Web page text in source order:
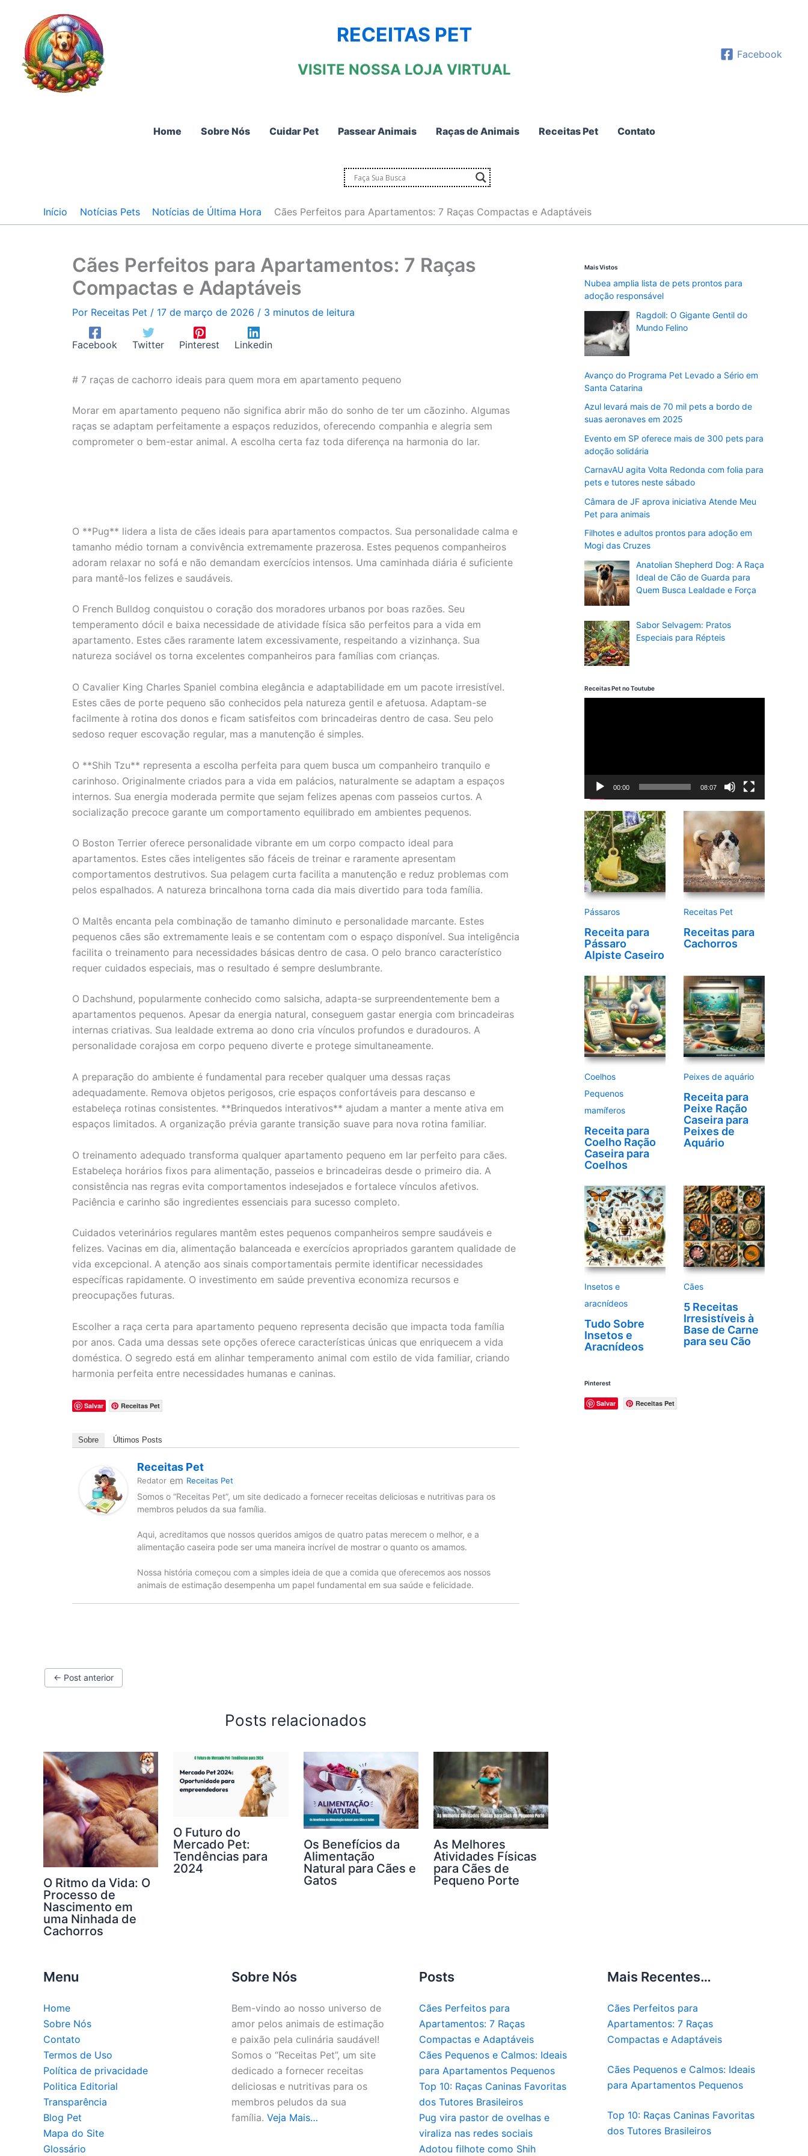
conteúdo
RECEITAS PET
VISITE NOSSA LOJA VIRTUAL
Facebook
Home Sobre Nós Cuidar Pet Passear Animais Raças de Animais Receitas Pet Contato
Início Notícias Pets Notícias de Última Hora Cães Perfeitos para Apartamentos: 7 Raças Compactas e Adaptáveis
Cães Perfeitos para Apartamentos: 7 Raças
Compactas e Adaptáveis
Por Receitas Pet / 17 de março de 2026 / 3 minutos de leitura
Facebook Twitter Pinterest Linkedin
# 7 raças de cachorro ideais para quem mora em apartamento pequeno
Morar em apartamento pequeno não significa abrir mão do sonho de ter um cãozinho. Algumas
raças se adaptam perfeitamente a espaços reduzidos, oferecendo companhia e alegria sem
comprometer o bem-estar animal. A escolha certa faz toda diferença na harmonia do lar.
O **Pug** lidera a lista de cães ideais para apartamentos compactos. Sua personalidade calma e
tamanho médio tornam a convivência extremamente prazerosa. Estes pequenos companheiros
adoram relaxar no sofá e não demandam exercícios intensos. Uma caminhada diária é suficiente
para mantê-los felizes e saudáveis.
O French Bulldog conquistou o coração dos moradores urbanos por boas razões. Seu
temperamento dócil e baixa necessidade de atividade física são perfeitos para a vida em
apartamento. Estes cães raramente latem excessivamente, respeitando a vizinhança. Sua
natureza sociável os torna excelentes companheiros para famílias com crianças.
O Cavalier King Charles Spaniel combina elegância e adaptabilidade em um pacote irresistível.
Estes cães de porte pequeno são conhecidos pela natureza gentil e afetuosa. Adaptam-se
facilmente à rotina dos donos e ficam satisfeitos com brincadeiras dentro de casa. Seu pelo
sedoso requer escovação regular, mas a manutenção é simples.
O **Shih Tzu** representa a escolha perfeita para quem busca um companheiro tranquilo e
carinhoso. Originalmente criados para a vida em palácios, naturalmente se adaptam a espaços
internos. Sua energia moderada permite que sejam felizes apenas com passeios curtos. A
socialização precoce garante um comportamento equilibrado em ambientes pequenos.
O Boston Terrier oferece personalidade vibrante em um corpo compacto ideal para
apartamentos. Estes cães inteligentes são fáceis de treinar e raramente apresentam
comportamentos destrutivos. Sua pelagem curta facilita a manutenção e reduz problemas com
pelos espalhados. A natureza brincalhona torna cada dia mais divertido para toda família.
O Maltês encanta pela combinação de tamanho diminuto e personalidade marcante. Estes
pequenos cães são extremamente leais e se contentam com o espaço disponível. Sua inteligência
facilita o treinamento para necessidades básicas dentro de casa. O pelo branco característico
requer cuidados especiais, mas o resultado é sempre deslumbrante.
O Dachshund, popularmente conhecido como salsicha, adapta-se surpreendentemente bem a
apartamentos pequenos. Apesar da energia natural, conseguem gastar energia com brincadeiras
internas criativas. Sua lealdade extrema ao dono cria vínculos profundos e duradouros. A
personalidade corajosa em corpo pequeno diverte e protege simultaneamente.
A preparação do ambiente é fundamental para receber qualquer uma dessas raças
adequadamente. Remova objetos perigosos, crie espaços confortáveis para descanso e
estabeleça rotinas consistentes. **Brinquedos interativos** ajudam a manter a mente ativa em
espaços limitados. A organização prévia garante transição suave para nova rotina familiar.
O treinamento adequado transforma qualquer apartamento pequeno em lar perfeito para cães.
Estabeleça horários fixos para alimentação, passeios e brincadeiras desde o primeiro dia. A
consistência nas regras evita comportamentos indesejados e fortalece vínculos afetivos.
Paciência e carinho são ingredientes essenciais para sucesso completo.
Cuidados veterinários regulares mantêm estes pequenos companheiros sempre saudáveis e
felizes. Vacinas em dia, alimentação balanceada e exercícios apropriados garantem qualidade de
vida excepcional. A atenção aos sinais comportamentais permite identificar necessidades
específicas rapidamente. O investimento em saúde preventiva economiza recursos e
preocupações futuras.
Escolher a raça certa para apartamento pequeno representa decisão que impacta toda família
por anos. Cada uma dessas sete opções oferece características únicas que enriquecem a vida
doméstica. O segredo está em alinhar temperamento animal com estilo de vida familiar, criando
harmonia perfeita entre necessidades humanas e caninas.
Salvar Receitas Pet
Sobre Últimos Posts
Receitas Pet
Redator em Receitas Pet
Somos o “Receitas Pet”, um site dedicado a fornecer receitas deliciosas e nutritivas para os
membros peludos da sua família.
Aqui, acreditamos que nossos queridos amigos de quatro patas merecem o melhor, e a
alimentação caseira pode ser uma maneira incrível de mostrar o quanto os amamos.
Nossa história começou com a simples ideia de que a comida que oferecemos aos nossos
animais de estimação desempenha um papel fundamental em sua saúde e felicidade.
← Post anterior
Posts relacionados
O Ritmo da Vida: O
Processo de
Nascimento em
uma Ninhada de
Cachorros
O Futuro do
Mercado Pet:
Tendências para
2024
Os Benefícios da
Alimentação
Natural para Cães e
Gatos
As Melhores
Atividades Físicas
para Cães de
Pequeno Porte
Mais Vistos
Nubea amplia lista de pets prontos para
adoção responsável
Ragdoll: O Gigante Gentil do
Mundo Felino
Avanço do Programa Pet Levado a Sério em
Santa Catarina
Azul levará mais de 70 mil pets a bordo de
suas aeronaves em 2025
Evento em SP oferece mais de 300 pets para
adoção solidária
CarnavAU agita Volta Redonda com folia para
pets e tutores neste sábado
Câmara de JF aprova iniciativa Atende Meu
Pet para animais
Filhotes e adultos prontos para adoção em
Mogi das Cruzes
Anatolian Shepherd Dog: A Raça
Ideal de Cão de Guarda para
Quem Busca Lealdade e Força
Sabor Selvagem: Pratos
Especiais para Répteis
Receitas Pet no Toutube
d
d
e
v
í
d
e
00:00 08:07
Pássaros
Receita para
Pássaro
Alpiste Caseiro
Receitas Pet
Receitas para
Cachorros
Coelhos
Pequenos
mamíferos
Receita para
Coelho Ração
Caseira para
Coelhos
Peixes de aquário
Receita para
Peixe Ração
Caseira para
Peixes de
Aquário
Insetos e
aracnídeos
Tudo Sobre
Insetos e
Aracnídeos
Cães
5 Receitas
Irresistíveis à
Base de Carne
para seu Cão
Pinterest
Salvar Receitas Pet
Menu
Home
Sobre Nós
Contato
Termos de Uso
Política de privacidade
Politica Editorial
Transparência
Blog Pet
Mapa do Site
Glossário
Sobre Nós
Bem-vindo ao nosso universo de
amor pelos animais de estimação
e paixão pela culinária saudável!
Somos o “Receitas Pet”, um site
dedicado a fornecer receitas
deliciosas e nutritivas para os
membros peludos da sua
família. Veja Mais…
Posts
Cães Perfeitos para
Apartamentos: 7 Raças
Compactas e Adaptáveis
Cães Pequenos e Calmos: Ideais
para Apartamentos Pequenos
Top 10: Raças Caninas Favoritas
dos Tutores Brasileiros
Pug vira pastor de ovelhas e
viraliza nas redes sociais
Adotou filhote como Shih
Mais Recentes…
Cães Perfeitos para
Apartamentos: 7 Raças
Compactas e Adaptáveis
Cães Pequenos e Calmos: Ideais
para Apartamentos Pequenos
Top 10: Raças Caninas Favoritas
dos Tutores Brasileiros